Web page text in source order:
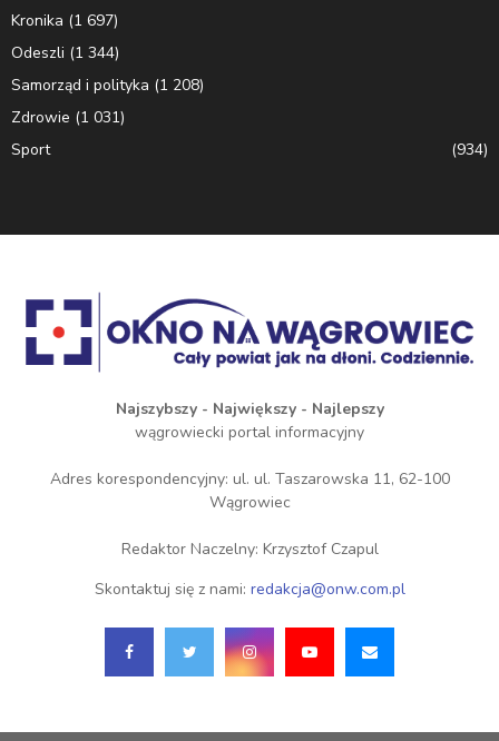
Kronika (1 697)
Odeszli (1 344)
Samorząd i polityka (1 208)
Zdrowie (1 031)
Sport
(934)
Najszybszy - Największy - Najlepszy
wągrowiecki portal informacyjny
Adres korespondencyjny: ul. ul. Taszarowska 11, 62-100
Wągrowiec
Redaktor Naczelny: Krzysztof Czapul
Skontaktuj się z nami: redakcja@onw.com.pl